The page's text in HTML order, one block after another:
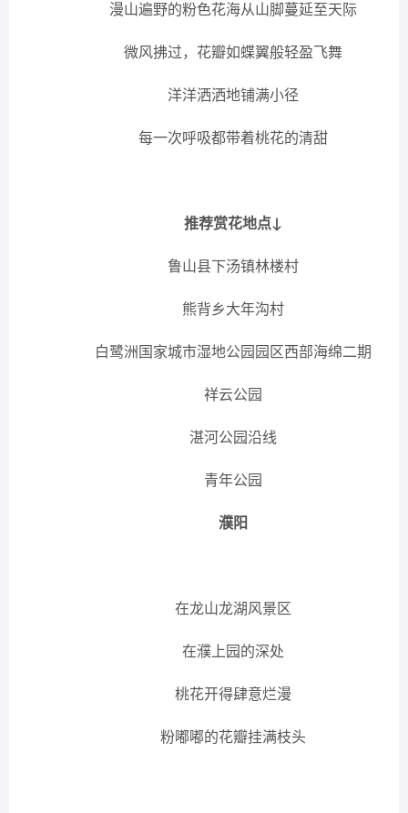
漫山遍野的粉色花海从山脚蔓延至天际
微风拂过，花瓣如蝶翼般轻盈飞舞
洋洋洒洒地铺满小径
每一次呼吸都带着桃花的清甜
推荐赏花地点↓
鲁山县下汤镇林楼村
熊背乡大年沟村
白鹭洲国家城市湿地公园园区西部海绵二期
祥云公园
湛河公园沿线
青年公园
濮阳
在龙山龙湖风景区
在濮上园的深处
桃花开得肆意烂漫
粉嘟嘟的花瓣挂满枝头